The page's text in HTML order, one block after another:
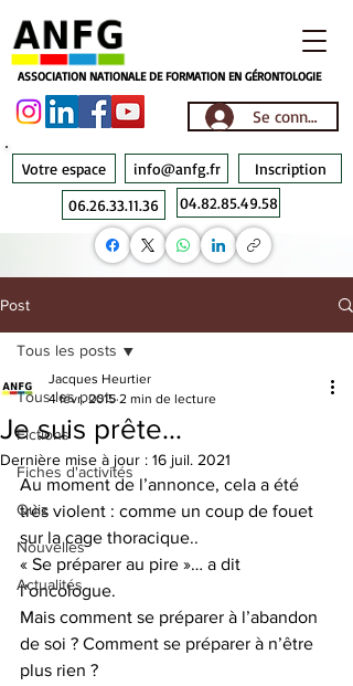
ASSOCIATION NATIONALE DE FORMATION EN GÉRONTOLOGIE
Se connecter
Votre espace info@anfg.fr
Inscription
06.26.33.11.36
04.82.85.49.58
Post
Tous les posts
Fictions
Fiches d'activités
Quiz
Nouvelles
Actualités
Tous les posts
Je suis prête…
Jacques Heurtier
4 févr. 2015 2 min de lecture
Dernière mise à jour : 16 juil. 2021
Au moment de l’annonce, cela a été
très violent : comme un coup de fouet
sur la cage thoracique..
« Se préparer au pire »… a dit
l’oncologue.
Mais comment se préparer à l’abandon
de soi ? Comment se préparer à n’être
plus rien ?